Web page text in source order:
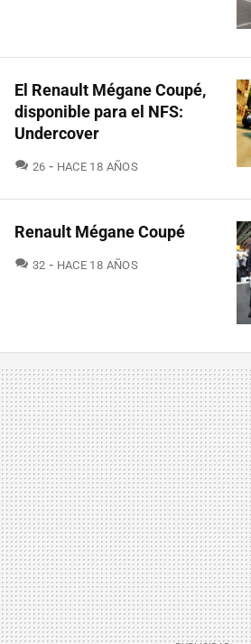
El Renault Mégane Coupé,
disponible para el NFS:
Undercover
26 COMENTARIOS
HACE 18 AÑOS
Renault Mégane Coupé
32 COMENTARIOS
HACE 18 AÑOS